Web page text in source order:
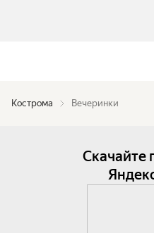
Кострома Вечеринки
Скачайте